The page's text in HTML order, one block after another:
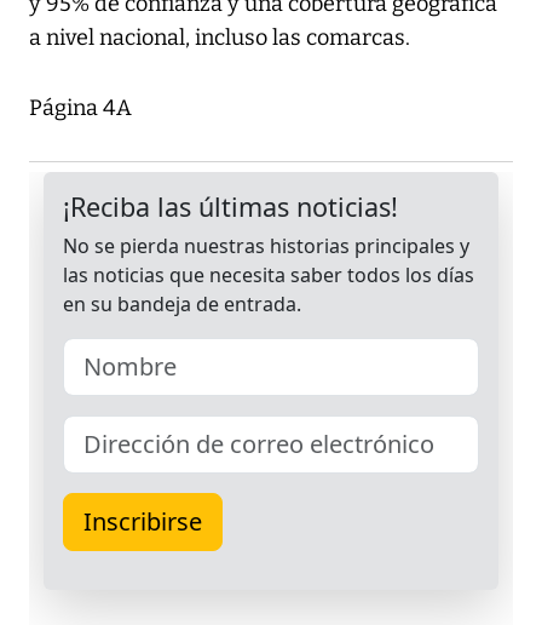
a nivel nacional, incluso las comarcas.
Página 4A